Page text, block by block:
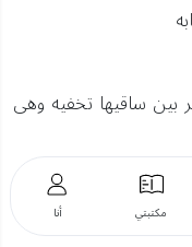
بين ساقيها تخفيه وهى
مكتبتي أنا